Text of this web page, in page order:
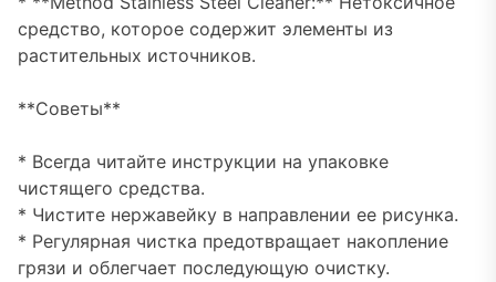
средство, которое содержит элементы из
растительных источников.
**Советы**
* Всегда читайте инструкции на упаковке
чистящего средства.
* Чистите нержавейку в направлении ее рисунка.
* Регулярная чистка предотвращает накопление
грязи и облегчает последующую очистку.